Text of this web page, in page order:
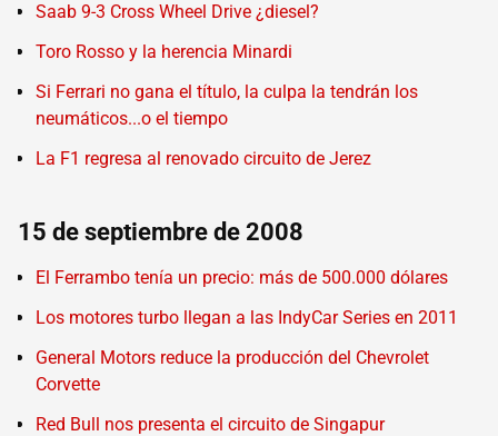
Saab 9-3 Cross Wheel Drive ¿diesel?
Toro Rosso y la herencia Minardi
Si Ferrari no gana el título, la culpa la tendrán los
neumáticos...o el tiempo
La F1 regresa al renovado circuito de Jerez
15 de septiembre de 2008
El Ferrambo tenía un precio: más de 500.000 dólares
Los motores turbo llegan a las IndyCar Series en 2011
General Motors reduce la producción del Chevrolet
Corvette
Red Bull nos presenta el circuito de Singapur